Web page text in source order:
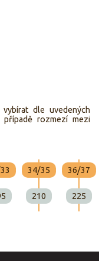
dle uvedených
rozmezí mezi
34/35 36/37
210 225